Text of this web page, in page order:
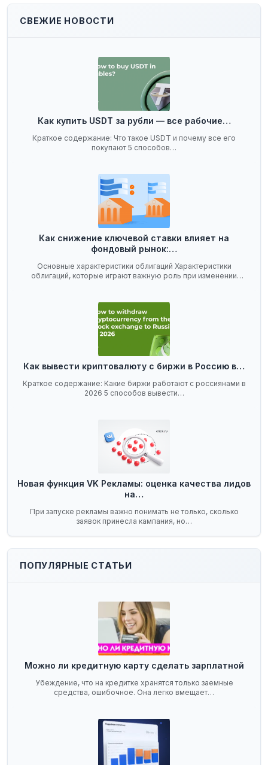
СВЕЖИЕ НОВОСТИ
Как купить USDT за рубли — все рабочие…
Краткое содержание: Что такое USDT и почему все его
покупают 5 способов…
Как снижение ключевой ставки влияет на
фондовый рынок:…
Основные характеристики облигаций Характеристики
облигаций, которые играют важную роль при изменении
Как вывести криптовалюту с биржи в Россию в…
Краткое содержание: Какие биржи работают с россиянами в
2026 5 способов вывести…
Новая функция VK Рекламы: оценка качества лидов
на…
При запуске рекламы важно понимать не только, сколько
заявок принесла кампания, но…
ПОПУЛЯРНЫЕ СТАТЬИ
Можно ли кредитную карту сделать зарплатной
Убеждение, что на кредитке хранятся только заемные
средства, ошибочное. Она легко вмещает…